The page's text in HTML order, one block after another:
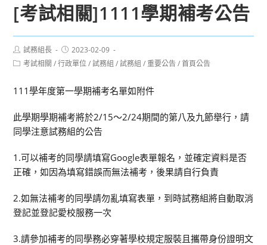
[考試相關]1111學期補考公告
Post
author:
試務組長
Post
published:
2023-02-09
Post考試相關 / 行政單位 / 試務組 / 試務組 / 重要公告 / 首頁公告
111學年度第一學期補考名單如附件
此學期學期補考將於2/15～2/24期間的第八及九節舉行，請
同學注意試務組的公告
1.可以補考的同學請填寫Google表單報名，並確定資料是否
正確，如因為填寫錯誤而無法補考，後果請自行負責
2.如無法補考的同學請勿亂填寫表單，到時試務組將自動取消
登記並登記愛校服務一次
3.請參加補考的同學務必穿著學校規定服裝且攜帶身份證明文